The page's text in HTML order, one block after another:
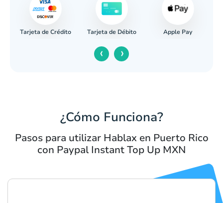
Tarjeta de Crédito Tarjeta de Débito Apple Pay
‹ ›
¿Cómo Funciona?
Pasos para utilizar Hablax en Puerto Rico
con Paypal Instant Top Up MXN